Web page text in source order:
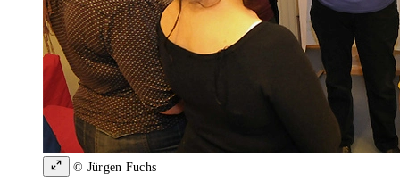
© Jürgen Fuchs